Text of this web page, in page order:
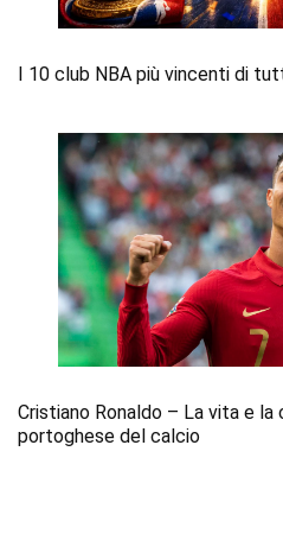
I 10 club NBA più vincenti di
Cristiano Ronaldo – La vita e
portoghese del calcio